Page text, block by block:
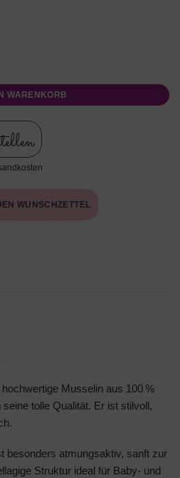
WARENKORB
WUNSCHZETTEL
Musselin aus 100 %
tolle Qualität. Er ist stilvoll,
besonders atmungsaktiv, sanft zur
Struktur ideal für Baby- und